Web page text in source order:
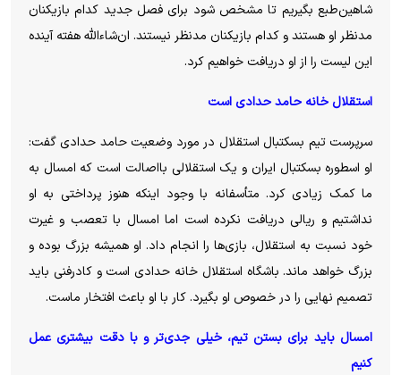
شاهین‌طبع بگیریم تا مشخص شود برای فصل جدید کدام بازیکنان
مدنظر او هستند و کدام بازیکنان مدنظر نیستند. ان‌شاءالله هفته آینده
این لیست را از او دریافت خواهیم کرد.
استقلال خانه حامد حدادی است
سرپرست تیم بسکتبال استقلال در مورد وضعیت حامد حدادی گفت:
او اسطوره بسکتبال ایران و یک استقلالی بااصالت است که امسال به
ما کمک زیادی کرد. متأسفانه با وجود اینکه هنوز پرداختی به او
نداشتیم و ریالی دریافت نکرده‌ است اما امسال با تعصب و غیرت
خود نسبت به استقلال، بازی‌ها را انجام داد. او همیشه بزرگ بوده‌ و
بزرگ خواهد ماند. باشگاه استقلال خانه حدادی است و کادرفنی باید
تصمیم نهایی را در خصوص او بگیرد. کار با او باعث افتخار ماست.
امسال باید برای بستن تیم، خیلی جدی‌تر و با دقت بیشتری عمل
کنیم